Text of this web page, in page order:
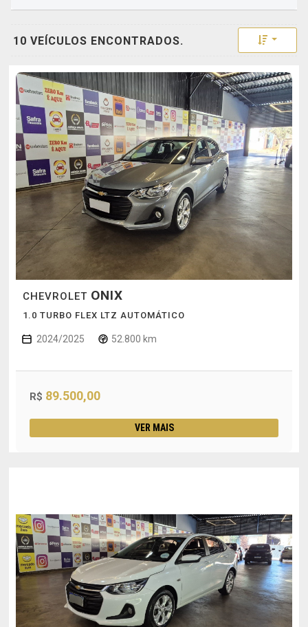
10 VEÍCULOS ENCONTRADOS. Toggle
CHEVROLET ONIX
1.0 TURBO FLEX LTZ AUTOMÁTICO
2024/2025 52.800 km
R$ 89.500,00
VER MAIS